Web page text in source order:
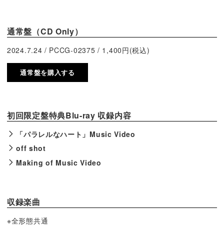
通常盤（CD Only）
2024.7.24 / PCCG-02375 / 1,400円(税込)
通常盤を購入する
初回限定盤特典Blu-ray 収録内容
「パラレルなハート」Music Video
off shot
Making of Music Video
収録楽曲
※全形態共通